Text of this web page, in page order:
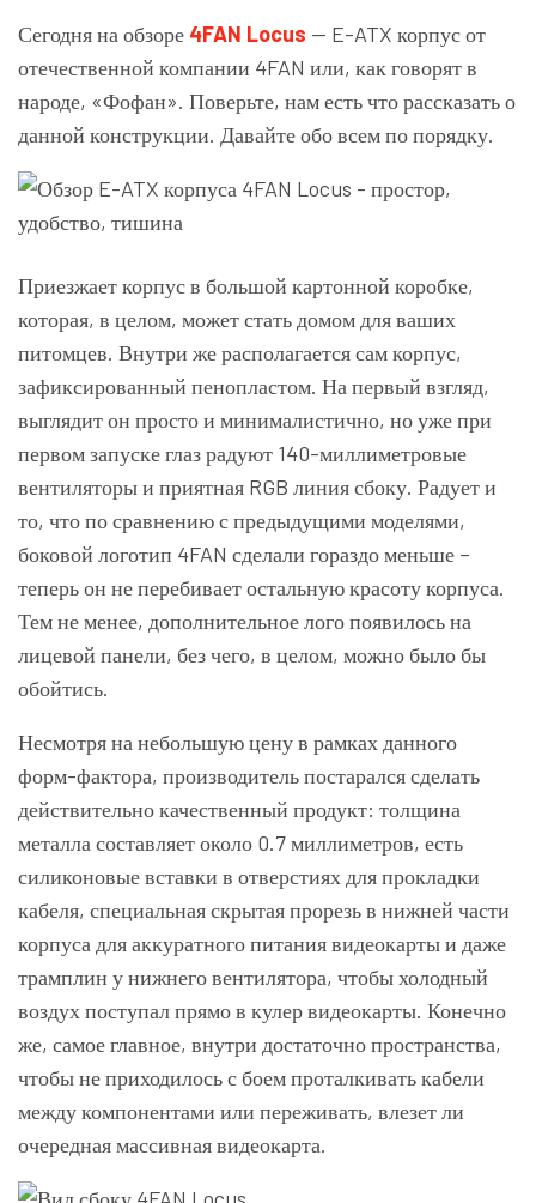
Сегодня на обзоре 4FAN Locus — E-ATX корпус от
отечественной компании 4FAN или, как говорят в
народе, «Фофан». Поверьте, нам есть что рассказать о
данной конструкции. Давайте обо всем по порядку.
Приезжает корпус в большой картонной коробке,
которая, в целом, может стать домом для ваших
питомцев. Внутри же располагается сам корпус,
зафиксированный пенопластом. На первый взгляд,
выглядит он просто и минималистично, но уже при
первом запуске глаз радуют 140-миллиметровые
вентиляторы и приятная RGB линия сбоку. Радует и
то, что по сравнению с предыдущими моделями,
боковой логотип 4FAN сделали гораздо меньше –
теперь он не перебивает остальную красоту корпуса.
Тем не менее, дополнительное лого появилось на
лицевой панели, без чего, в целом, можно было бы
обойтись.
Несмотря на небольшую цену в рамках данного
форм-фактора, производитель постарался сделать
действительно качественный продукт: толщина
металла составляет около 0.7 миллиметров, есть
силиконовые вставки в отверстиях для прокладки
кабеля, специальная скрытая прорезь в нижней части
корпуса для аккуратного питания видеокарты и даже
трамплин у нижнего вентилятора, чтобы холодный
воздух поступал прямо в кулер видеокарты. Конечно
же, самое главное, внутри достаточно пространства,
чтобы не приходилось с боем проталкивать кабели
между компонентами или переживать, влезет ли
очередная массивная видеокарта.